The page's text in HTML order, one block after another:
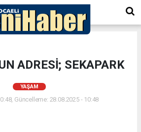
ADRESİ; SEKAPARK
YAŞAM
Güncelleme: 28.08.2025 - 10:48